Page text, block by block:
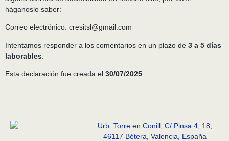
háganoslo saber:
Correo electrónico: cresitsl@gmail.com
Intentamos responder a los comentarios en un plazo de 3 a 5 días
laborables
Esta declaración fue creada el 30/07/2025
Urb. Torre en Conill, C/ Pinsa 4, 18,
46117 Bétera, Valencia, España